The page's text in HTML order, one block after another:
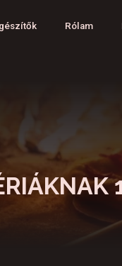
Rólam